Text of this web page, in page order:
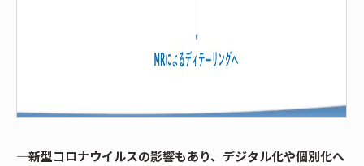
―― 新型コロナウイルスの影響もあり、デジタル化や個別化へ